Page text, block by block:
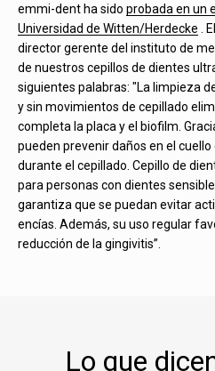
emmi-dent ha sido probada en un
Universidad de Witten/Herdecke .
director gerente del instituto de
de nuestros cepillos de dientes
siguientes palabras: "La limpieza
y sin movimientos de cepillado
completa la placa y el biofilm.
pueden prevenir daños en el
durante el cepillado. Cepillo de
para personas con dientes
garantiza que se puedan evitar
encías. Además, su uso regular
reducción de la gingivitis”.
Lo que